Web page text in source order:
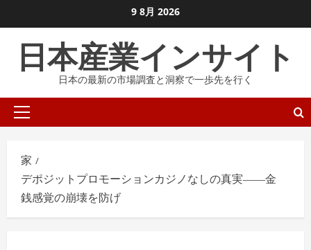
ン
に
ま
9 8月 2026
日本産業インサイト
日本の最新の市場調査と洞察で一歩先を行く
プ
イ
マ
リ
メ
家
デポジットプロモーションカジノなしの真実――金
銭感覚の崩壊を防げ